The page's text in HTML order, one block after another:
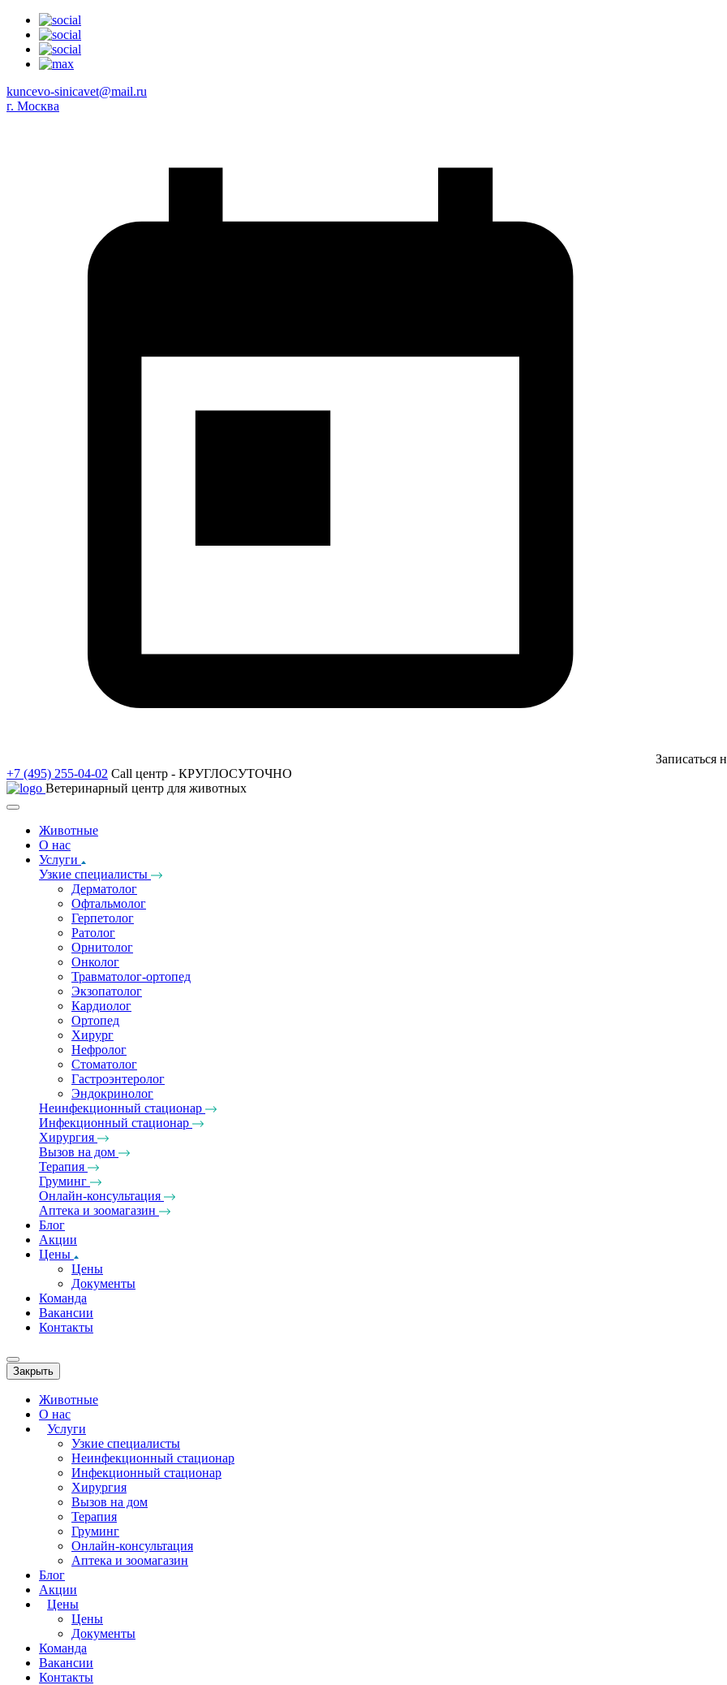
kuncevo-sinicavet@mail.ru
г. Москва
Записаться
+7 (495) 255-04-02 Call центр - КРУГЛОСУТОЧНО
Ветеринарный центр для животных
Животные
О нас
Услуги
Узкие специалисты
Дерматолог
Офтальмолог
Герпетолог
Ратолог
Орнитолог
Онколог
Травматолог-ортопед
Экзопатолог
Кардиолог
Ортопед
Хирург
Нефролог
Стоматолог
Гастроэнтеролог
Эндокринолог
Неинфекционный стационар
Инфекционный стационар
Хирургия
Вызов на дом
Терапия
Груминг
Онлайн-консультация
Аптека и зоомагазин
Блог
Акции
Цены
Цены
Документы
Команда
Вакансии
Контакты
Закрыть
Животные
О нас
Услуги
Узкие специалисты
Неинфекционный стационар
Инфекционный стационар
Хирургия
Вызов на дом
Терапия
Груминг
Онлайн-консультация
Аптека и зоомагазин
Блог
Акции
Цены
Цены
Документы
Команда
Вакансии
Контакты